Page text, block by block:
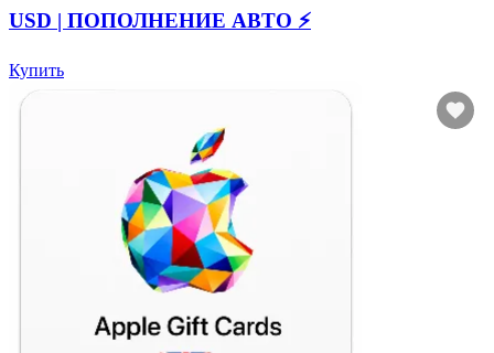
USD | ПОПОЛНЕНИЕ АВТО ⚡
Купить